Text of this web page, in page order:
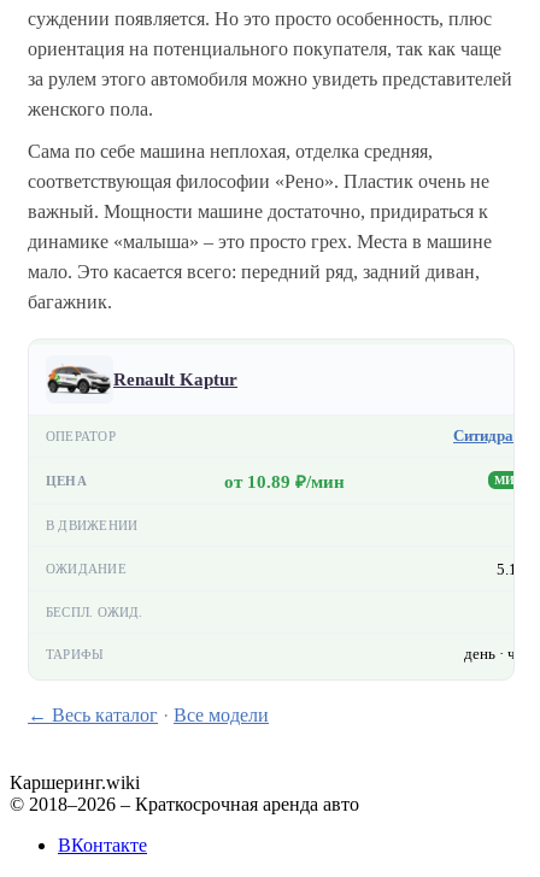
суждении появляется. Но это просто особенность, плюс
ориентация на потенциального покупателя, так как чаще
за рулем этого автомобиля можно увидеть представителей
женского пола.
Сама по себе машина неплохая, отделка средняя,
соответствующая философии «Рено». Пластик очень не
важный. Мощности машине достаточно, придираться к
динамике «малыша» – это просто грех. Места в машине
мало. Это касается всего: передний ряд, задний диван,
багажник.
Renault Kaptur
Ситидрайв
от 10.89 ₽/мин МИН
5.1 ₽
день · час
← Весь каталог · Все модели
Каршеринг.wiki
© 2018–2026 – Краткосрочная аренда авто
ВКонтакте